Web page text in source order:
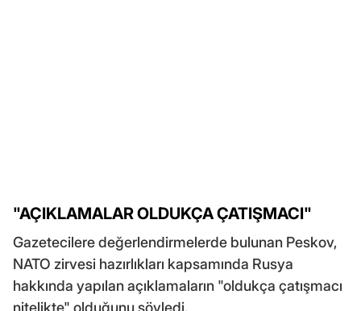
"AÇIKLAMALAR OLDUKÇA ÇATIŞMACI"
Gazetecilere değerlendirmelerde bulunan Peskov,
NATO zirvesi hazırlıkları kapsamında Rusya
hakkında yapılan açıklamaların "oldukça çatışmacı